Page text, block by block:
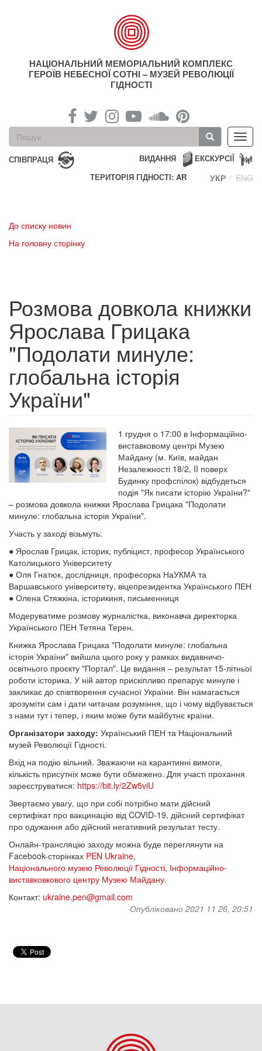
НАЦІОНАЛЬНИЙ МЕМОРІАЛЬНИЙ КОМПЛЕКС
ГЕРОЇВ НЕБЕСНОЇ СОТНІ – МУЗЕЙ РЕВОЛЮЦІЇ
ГІДНОСТІ
Пошукова
форма
Пошук
СПІВПРАЦЯ ЕКСКУРСІЇ
ВИДАННЯ
ТЕРИТОРІЯ ГІДНОСТІ: AR
УКР ENG
До списку новин
На головну сторінку
Розмова довкола книжки
Ярослава Грицака
"Подолати минуле:
глобальна історія
України"
1 грудня о 17:00 в Інформаційно-
виставковому центрі Музею
Майдану (м. Київ, майдан
Незалежності 18/2, II поверх
Будинку профспілок) відбудеться
подія "Як писати історію України?"
– розмова довкола книжки Ярослава Грицака "Подолати
минуле: глобальна історія України".
Участь у заході візьмуть:
● Ярослав Грицак, історик, публіцист, професор Українського
Католицького Університету
● Оля Гнатюк, дослідниця, професорка НаУКМА та
Варшавського університету, віцепрезидентка Українського ПЕН
● Олена Стяжкіна, історикиня, письменниця
Модеруватиме розмову журналістка, виконавча директорка
Українського ПЕН Тетяна Терен.
Книжка Ярослава Грицака "Подолати минуле: глобальна
історія України" вийшла цього року у рамках видавничо-
освітнього проєкту "Портал". Це видання – результат 15-літньої
роботи історика. У ній автор прискіпливо препарує минуле і
закликає до співтворення сучасної України. Він намагається
зрозуміти сам і дати читачам розуміння, що і чому відбувається
з нами тут і тепер, і яким може бути майбутнє країни.
Організатори заходу: Український ПЕН та Національний
музей Революції Гідності.
Вхід на подію вільний. Зважаючи на карантинні вимоги,
кількість присутніх може бути обмежено. Для участі прохання
зареєструватися: https://bit.ly/2Zw5viU
Звертаємо увагу, що при собі потрібно мати дійсний
сертифікат про вакцинацію від COVID-19, дійсний сертифікат
про одужання або дійсний негативний результат тесту.
Онлайн-трансляцію заходу можна буде переглянути на
Facebook-сторінках PEN Ukraine,
Національного музею Революції Гідності, Інформаційно-
виставковкового центру Музею Майдану.
Контакт: ukraine.pen@gmail.com
Опубліковано 2021 11 26, 20:51